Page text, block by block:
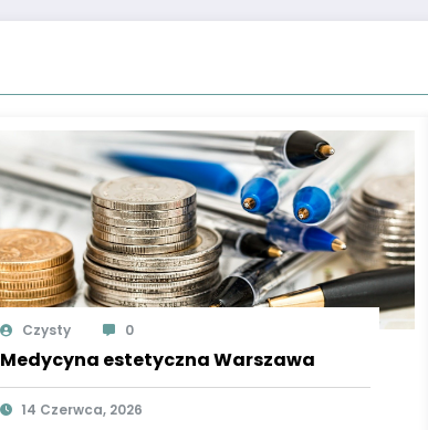
Czysty 0
Medycyna estetyczna Warszawa
14 Czerwca, 2026